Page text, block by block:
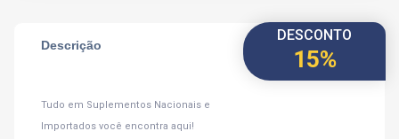
DESCONTO
15%
Descrição
Tudo em Suplementos Nacionais e
Importados você encontra aqui!